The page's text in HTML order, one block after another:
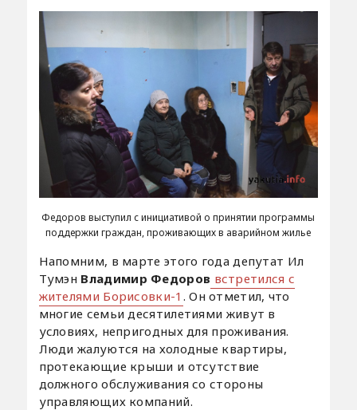
Федоров выступил с инициативой о принятии программы
поддержки граждан, проживающих в аварийном жилье
Напомним, в марте этого года депутат Ил
Тумэн Владимир Федоров встретился с
жителями Борисовки-1 . Он отметил, что
многие семьи десятилетиями живут в
условиях, непригодных для проживания.
Люди жалуются на холодные квартиры,
протекающие крыши и отсутствие
должного обслуживания со стороны
управляющих компаний.